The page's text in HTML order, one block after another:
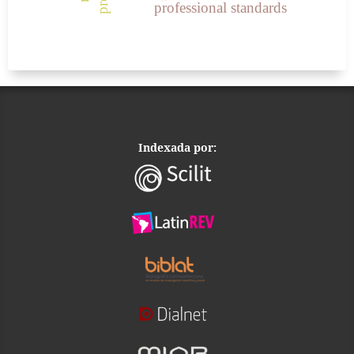
professional standards
Indexada por: